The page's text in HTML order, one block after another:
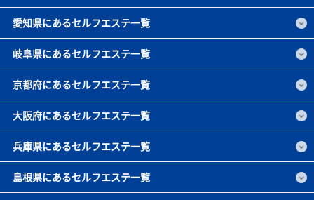
愛知県にあるセルフエステ一覧
岐阜県にあるセルフエステ一覧
京都府にあるセルフエステ一覧
大阪府にあるセルフエステ一覧
兵庫県にあるセルフエステ一覧
島根県にあるセルフエステ一覧